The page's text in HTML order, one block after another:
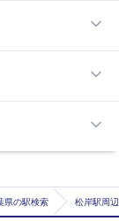
県の駅検索 松岸駅周